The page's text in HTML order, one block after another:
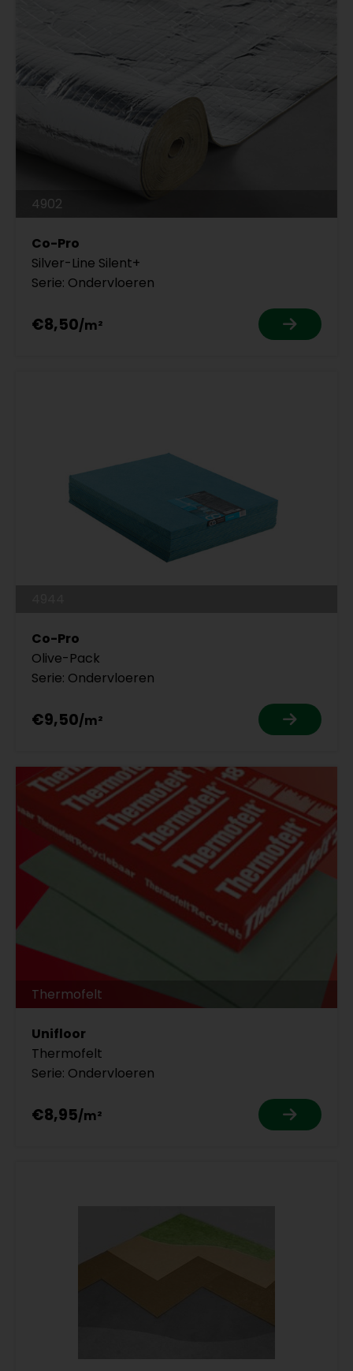
4902
Co-Pro
Silver-Line Silent+
Serie: Ondervloeren
€8,50
Co-Pro
Olive-Pack
Serie: Ondervloeren
€9,50
Thermofelt
Unifloor
Thermofelt
Serie: Ondervloeren
€8,95